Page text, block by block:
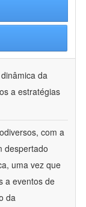
da
a estratégias
com a
despertado
uma vez que
a eventos de
da